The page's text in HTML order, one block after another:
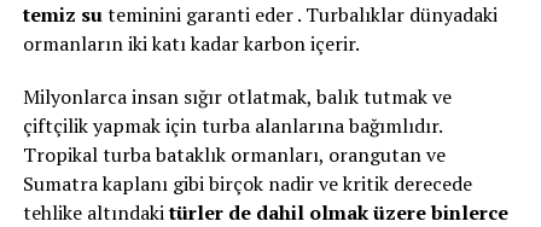
temiz suteminini garanti eder . Turbalıklar dünyadaki
ormanların iki katı kadar karbon içerir.
Milyonlarca insan sığır otlatmak, balık tutmak ve
çiftçilik yapmak için turba alanlarına bağımlıdır.
Tropikal turba bataklık ormanları, orangutan ve
Sumatra kaplanı gibi birçok nadir ve kritik derecede
tehlike altındakitürler de dahil olmak üzere binlerce